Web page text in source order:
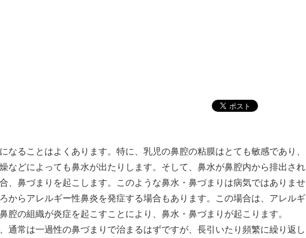
なることはよくあります。特に、乳児の鼻腔の粘膜はとても敏感であり、
などによっても鼻水が出たりします。そして、鼻水が鼻腔内から排出され
、鼻づまりを起こします。このような鼻水・鼻づまりは病気ではありませ
からアレルギー性鼻炎を発症する場合もあります。この場合は、アレルギ
腔の組織が炎症を起こすことにより、鼻水・鼻づまりが起こります。
通常は一過性の鼻づまりで治まるはずですが、長引いたり頻繁に繰り返し